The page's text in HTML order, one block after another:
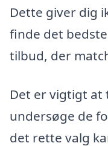
Dette giver dig
finde det
tilbud, der
Det er vigtigt at
undersøge de
det rette valg